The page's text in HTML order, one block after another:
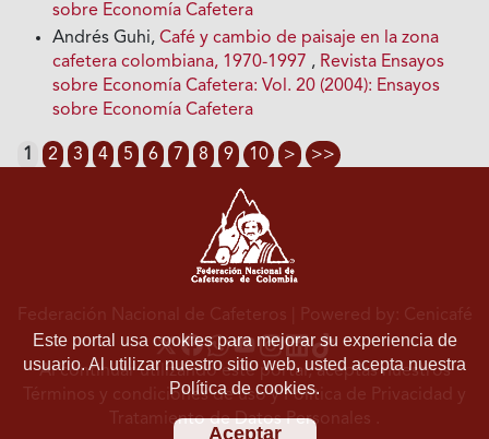
sobre Economía Cafetera
Andrés Guhi,Café y cambio de paisaje en la zona
cafetera colombiana, 1970-1997 , Revista Ensayos
sobre Economía Cafetera: Vol. 20 (2004): Ensayos
sobre Economía Cafetera
1 2 3 4 5 6 7 8 9 10 > >>
Este portal usa cookies para mejorar su experiencia de
usuario. Al utilizar nuestro sitio web, usted acepta nuestra
Política de cookies.
Aceptar
Federación Nacional de Cafeteros | Powered by: Cenicafé
Al continuar utilizando este portal, aceptas nuestros
Términos y condiciones de usoyPolítica de Privacidad y
Tratamiento de Datos Personales